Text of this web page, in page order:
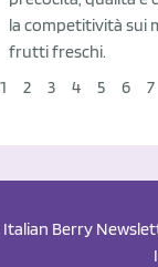
la competitività sui
frutti freschi.
1
2 3 4 5 6 7
Italian Berry